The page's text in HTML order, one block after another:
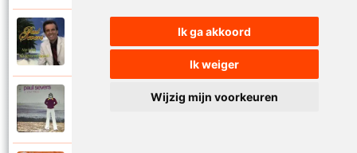
Ik ga akkoord
Ik weiger
Wijzig mijn voorkeuren
My love
2007